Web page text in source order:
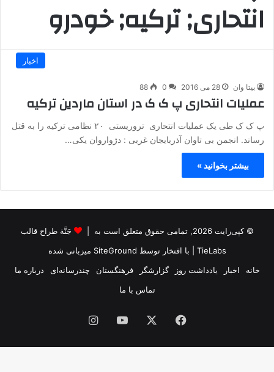
انتحاری; ترکیه; خودرو
اخبار
بیتا وان 28 می 2016 0
88
عملیات انتحاری پ ک ک در استان ماردین ترکیه
پ ک ک طی یک عملیات انتحاری تروریستی ۲۰ نظامی ترکیه را به قتل
رساند. انجمن بی تاوان آذربایجان غربی : دژواروان یکی…
بیشتر بخوانید »
© کپی‌رایت 2026, تمامی حقوق متعلق است به |
جَنَّة طراح قالب
TieLabs | با افتخار توسط SiteGround میزبانی شده
خانه
اخبار یادداشت روز گزارشگر فرهنگستان چندرسانه‌ای
درباره ما
تماس با ما
فیس
بوک
یوتیوب